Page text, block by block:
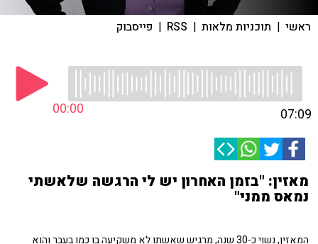
ראשי | תוכניות מלאות |
RSS
| פייסבוק
00:00 07:09
מאזין: "בזמן האחרון יש לי הרגשה שלאשתי
נמאס ממני"
המאזין, נשוי כ-30 שנה, מרגיש שאשתו לא משקיעה בו כמו בעבר והוא